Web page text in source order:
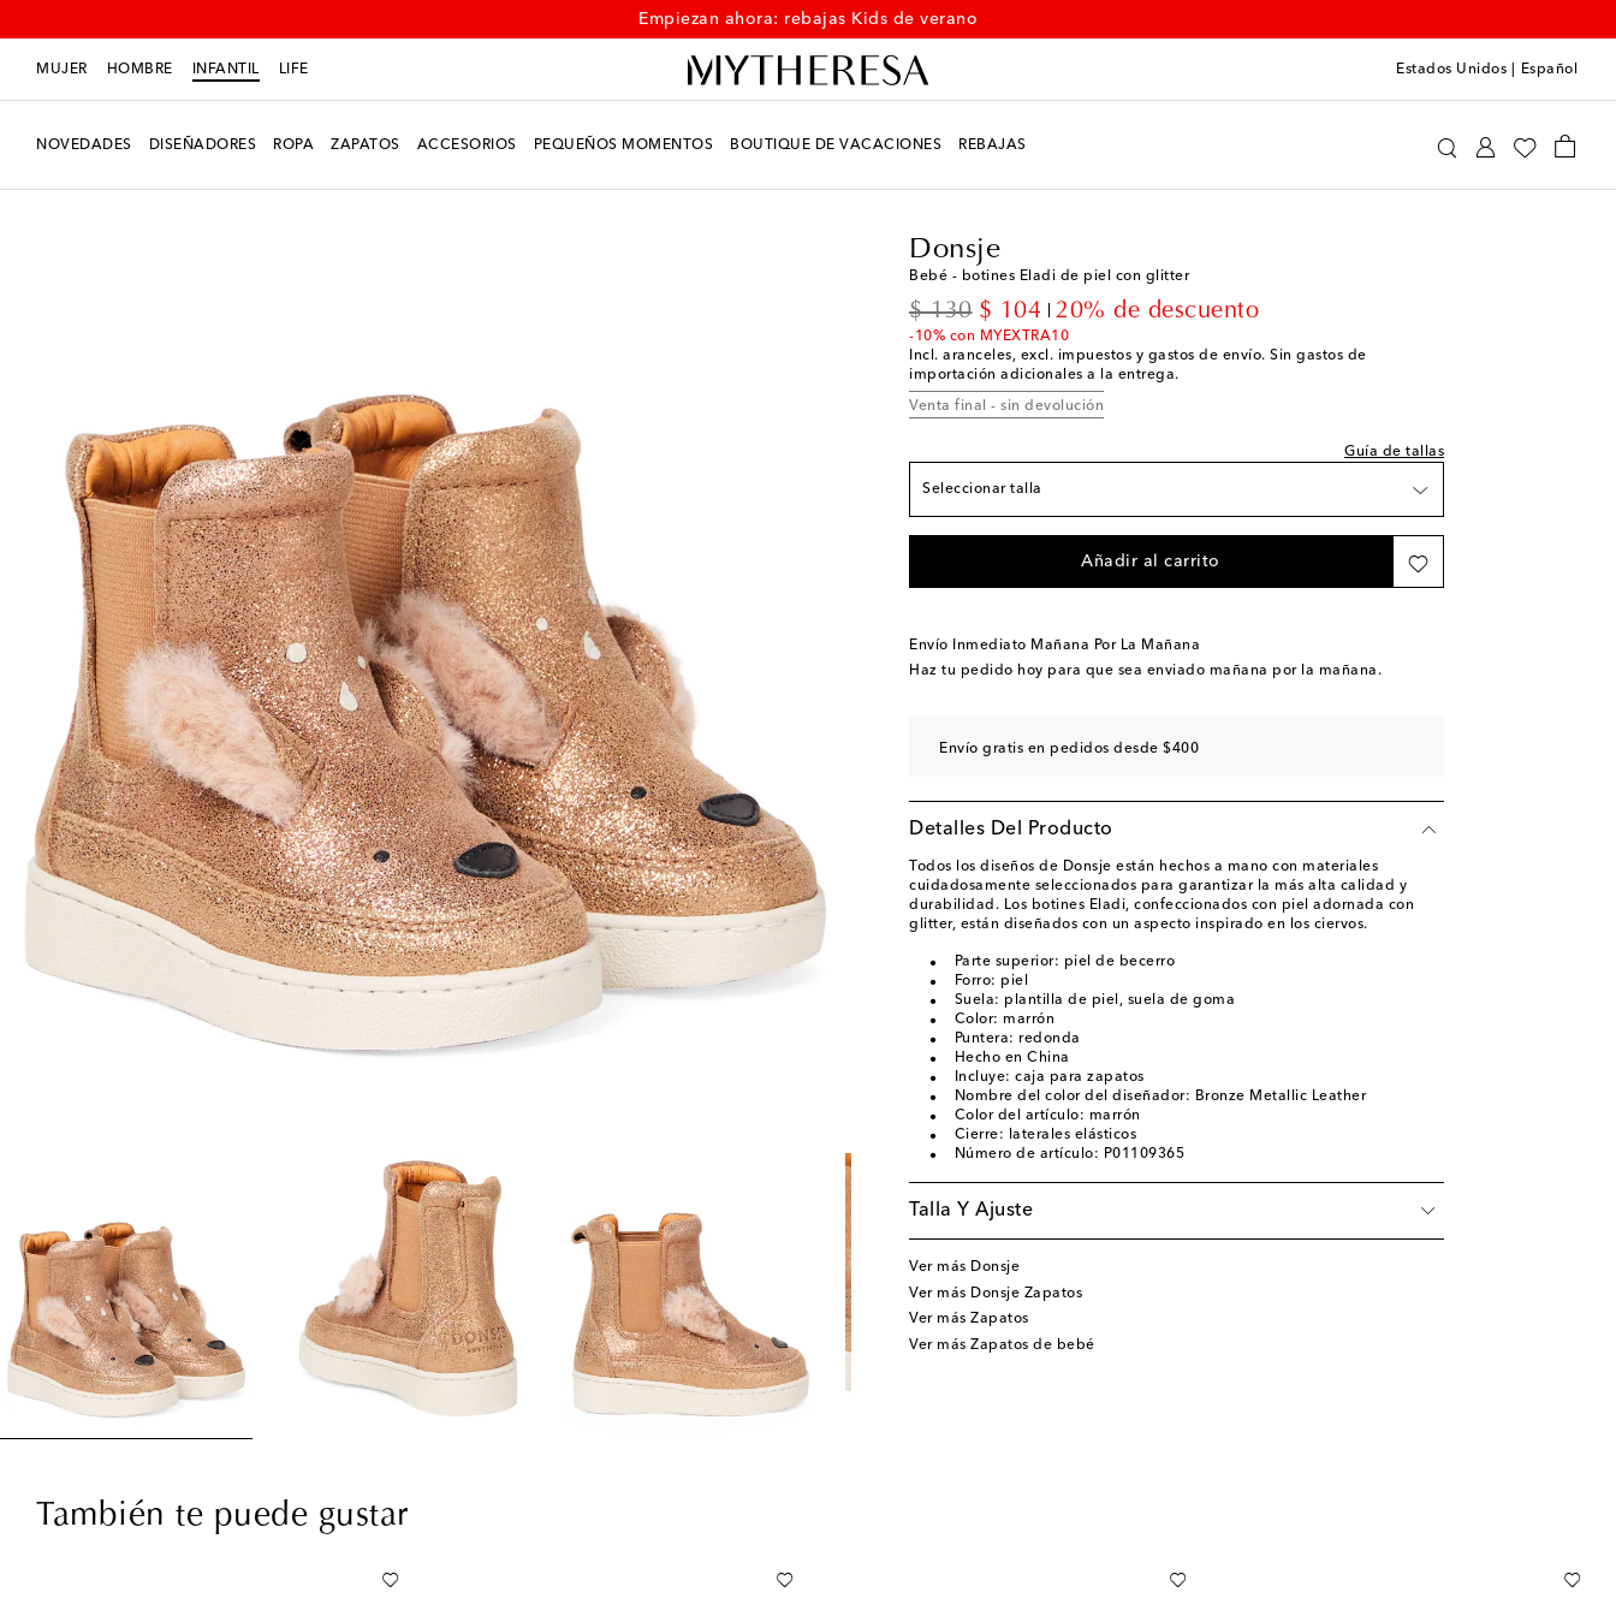
Empiezan ahora: rebajas Kids de verano
MUJER HOMBRE INFANTIL LIFE Estados Unidos Español
NOVEDADES DISEÑADORES ROPA ZAPATOS ACCESORIOS PEQUEÑOS MOMENTOS BOUTIQUE DE VACACIONES REBAJAS
Donsje
Bebé - botines Eladi de piel con glitter
$ 130
original price
$ 104
discount price20% de descuento
-10% con MYEXTRA10
Incl. aranceles, excl. impuestos y gastos de envío. Sin gastos de
importación adicionales a la entrega.
Venta final - sin devolución
Guía de tallas
Seleccionar talla
Tallas de Europa
EU 19 / US 4 Pocas unidades
EU 20 / US 5
EU 22 / US 6
Añadir al carrito
Envío Inmediato Mañana Por La Mañana
Haz tu pedido hoy para que sea enviado mañana por la mañana.
Envío gratis en pedidos desde $400
Detalles Del Producto
Todos los diseños de Donsje están hechos a mano con materiales
cuidadosamente seleccionados para garantizar la más alta calidad y
durabilidad. Los botines Eladi, confeccionados con piel adornada con
glitter, están diseñados con un aspecto inspirado en los ciervos.
Parte superior: piel de becerro
Forro: piel
Suela: plantilla de piel, suela de goma
Color: marrón
Puntera: redonda
Hecho en China
Incluye: caja para zapatos
Nombre del color del diseñador: Bronze Metallic Leather
Color del artículo: marrón
Cierre: laterales elásticos
Número de artículo: P01109365
Talla Y Ajuste
Ver más Donsje
Ver más Donsje Zapatos
Ver más Zapatos
Ver más Zapatos de bebé
También te puede gustar